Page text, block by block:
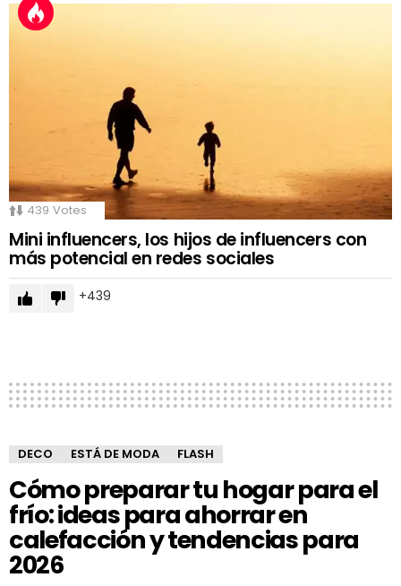
439 Votes
Mini influencers, los hijos de influencers con
más potencial en redes sociales
439
DECO ESTÁ DE MODA FLASH
Cómo preparar tu hogar para el
frío: ideas para ahorrar en
calefacción y tendencias para
2026